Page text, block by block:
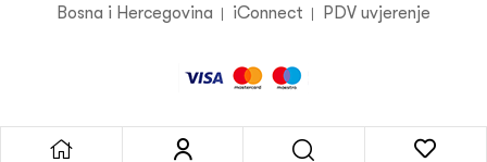
Bosna i Hercegovina iConnect PDV uvjerenje